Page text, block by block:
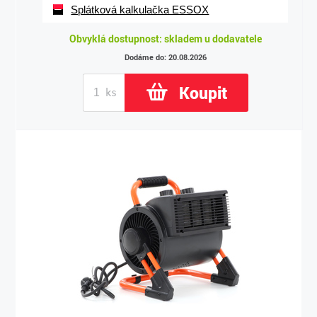
Splátková kalkulačka ESSOX
Obvyklá dostupnost: skladem u dodavatele
Dodáme do: 20.08.2026
Koupit